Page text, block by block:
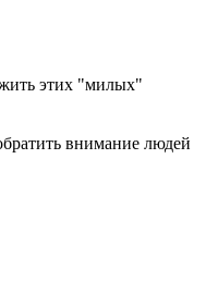
этих "милых"
внимание людей